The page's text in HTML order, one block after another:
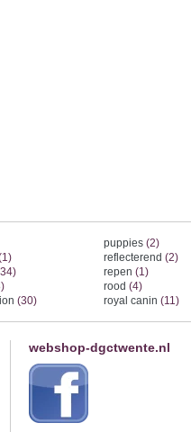
(30)
puppies (2)
reflecterend (2)
repen (1)
rood (4)
royal canin (11)
webshop-dgctwente.nl